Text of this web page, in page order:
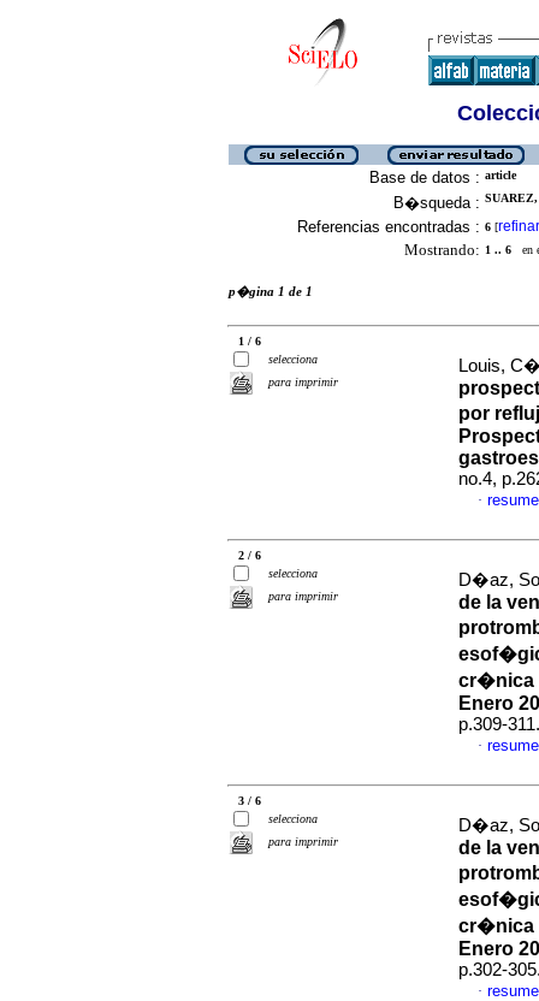
Base de datos : article
B�squeda :
Referencias encontradas : 6 [refinar
Mostrando: 1 .. 6 en
p�gina 1 de 1
1 / 6
selecciona
para imprimir
Louis,
por
no.4,
·
2 / 6
selecciona
para imprimir
D�az,
de la
cr�nica
Enero
p.309-
·
3 / 6
selecciona
para imprimir
D�az,
de la
cr�nica
Enero
p.302-
·